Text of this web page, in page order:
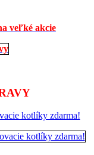
veľké akcie
kotlíky zdarma!